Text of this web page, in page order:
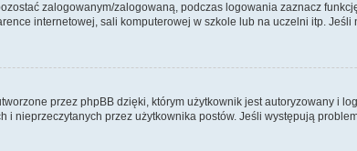
zalogowanym/zalogowaną, podczas logowania zaznacz
internetowej, sali komputerowej w szkole lub na uczelni itp. Jeśli
przez phpBB dzięki, którym użytkownik jest autoryzowany i
i nieprzeczytanych przez użytkownika postów. Jeśli występują